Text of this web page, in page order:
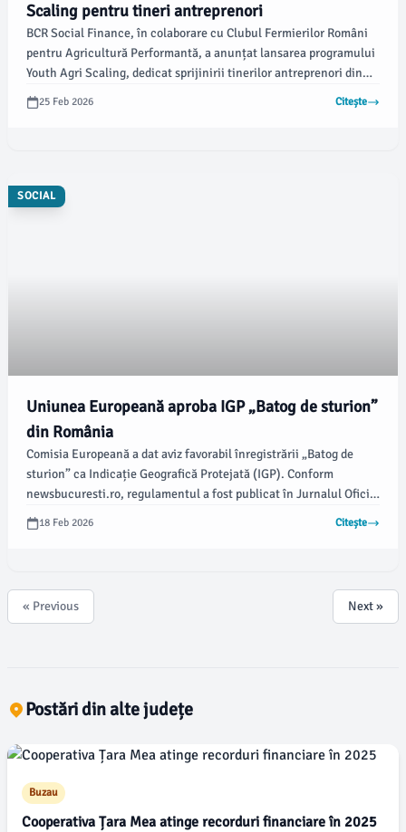
Scaling pentru tineri antreprenori
BCR Social Finance, în colaborare cu Clubul Fermierilor Români
pentru Agricultură Performantă, a anunțat lansarea programului
Youth Agri Scaling, dedicat sprijinirii tinerilor antreprenori din
agribusiness. Inițiativa, finanțată printr-un grant aprobat de
Uniunea Europeană în valoare de aproximativ 1,3 milioane de
25 Feb 2026 Citește
SOCIAL
Uniunea Europeană aproba IGP „Batog de sturion”
din România
Comisia Europeană a dat aviz favorabil înregistrării „Batog de
sturion” ca Indicație Geografică Protejată (IGP). Conform
newsbucuresti.ro, regulamentul a fost publicat în Jurnalul Oficial
al UE pe 18 februarie 2026, marcând un pas important pentru
produsele tradiționale românești.
18 Feb 2026 Citește
« Previous Next »
Postări din alte județe
Buzau
Cooperativa Țara Mea atinge recorduri financiare în 2025